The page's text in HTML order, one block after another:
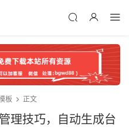
板 正文
理技巧，自动生成台